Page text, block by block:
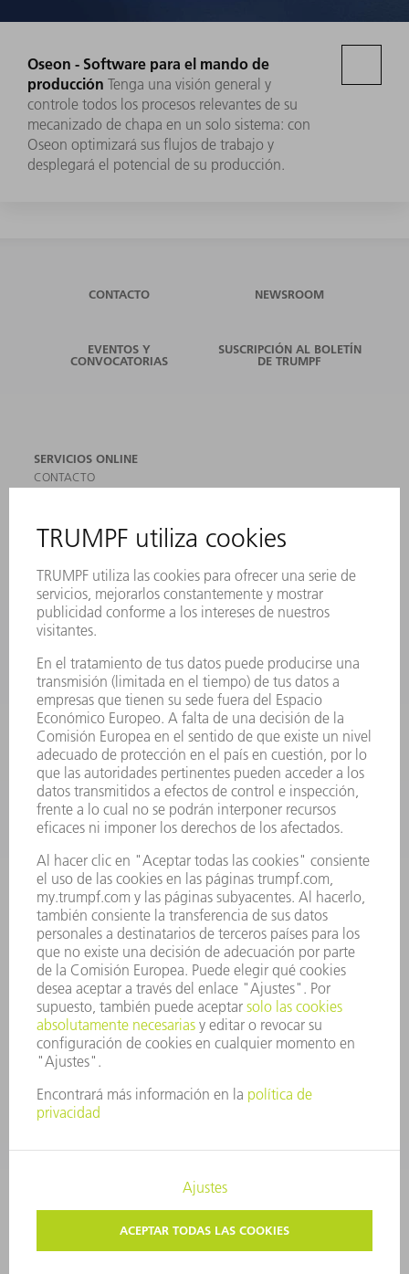
Oseon - Software para el mando de
producción Tenga una visión general y
controle todos los procesos relevantes de su
mecanizado de chapa en un solo sistema: con
Oseon optimizará sus flujos de trabajo y
desplegará el potencial de su producción.
CONTACTO NEWSROOM
EVENTOS Y
CONVOCATORIAS
SUSCRIPCIÓN AL BOLETÍN
DE TRUMPF
SERVICIOS ONLINE
CONTACTO
REGISTRO PARA EL BOLETÍN INFORMATIVO
MYTRUMPF
FICHAS TÉCNICAS DE SEGURIDAD
PRODUCTOS
MÁQUINAS Y SISTEMAS
LÁSER
HERRAMIENTAS PORTÁTILES
FÁBRICA INTELIGENTE
SOFTWARE
SERVICIOS
APLICACIONES
SECTORES
EMPRESA
CARRERA PROFESIONAL
OFERTAS DE TRABAJO
PERFIL DE LA EMPRESA
INFORME ANUAL
PRINCIPIOS CORPORATIVOS
CUMPLIMIENTO
SISTEMA DE INFORMADORES
SEGURIDAD
COMUNICADOS DE PRENSA
REVISTAS
SOSTENIBILIDAD
MEDIO AMBIENTE Y CLIMA
SOCIEDAD Y EMPRESA
GESTIÓN EMPRESARIAL
PROTECCIÓN DE DATOS
COPYRIGHT Y MARCA REGISTRADA
TRUMPF ESPAÑA
AJUSTES DE PRIVACIDAD